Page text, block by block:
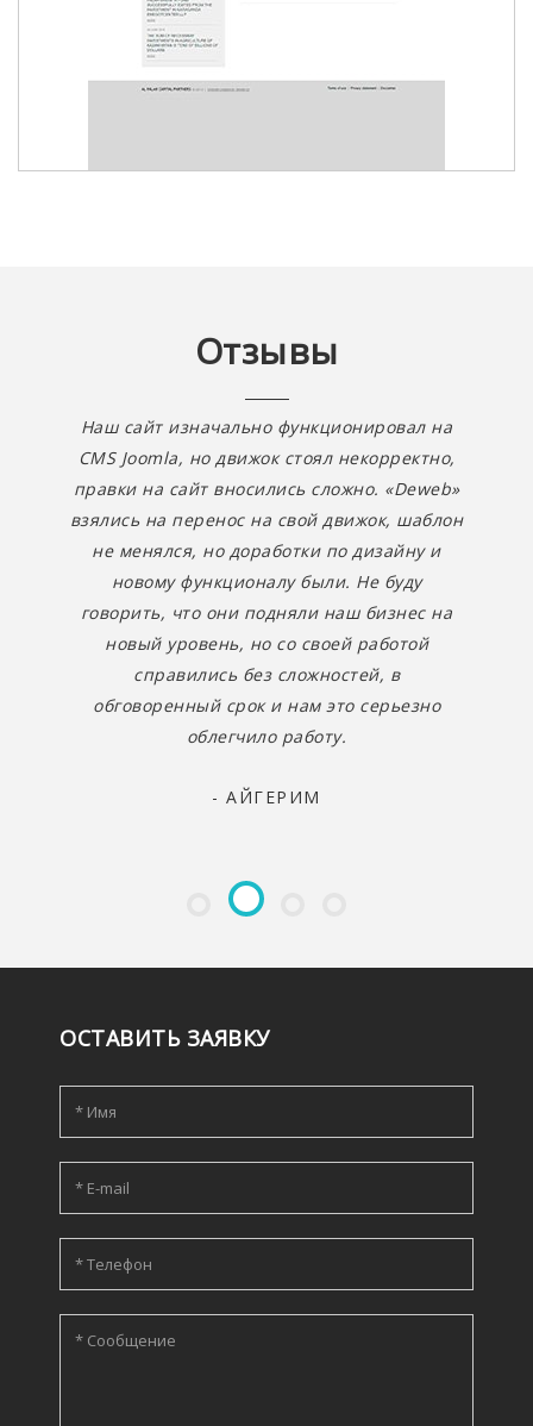
AL FALAH CAPITAL PARTNERS
Отзывы
Наш сайт изначально функционировал на
CMS Joomla, но движок стоял некорректно,
правки на сайт вносились сложно. «Deweb»
взялись на перенос на свой движок, шаблон
не менялся, но доработки по дизайну и
новому функционалу были. Не буду
говорить, что они подняли наш бизнес на
новый уровень, но со своей работой
справились без сложностей, в
обговоренный срок и нам это серьезно
облегчило работу.
- АЙГЕРИМ
ОСТАВИТЬ ЗАЯВКУ